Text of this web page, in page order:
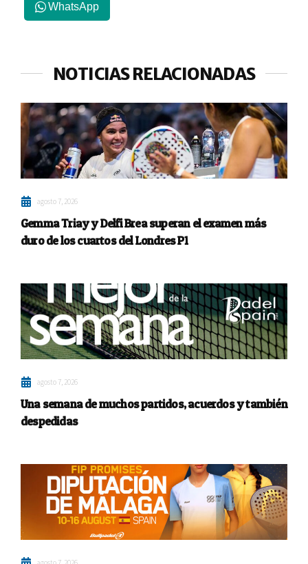
WhatsApp
NOTICIAS RELACIONADAS
agosto 7, 2026
Gemma Triay y Delfi Brea superan el examen más
duro de los cuartos del Londres P1
agosto 7, 2026
Una semana de muchos partidos, acuerdos y también
despedidas